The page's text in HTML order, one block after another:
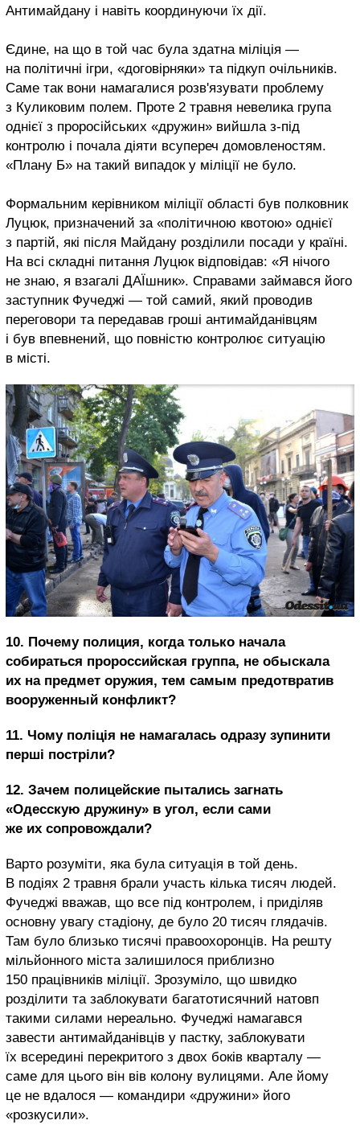
Антимайдану і навіть координуючи їх дії.
Єдине, на що в той час була здатна міліція —
на політичні ігри, «договірняки» та підкуп очільників.
Саме так вони намагалися розв'язувати проблему
з Куликовим полем. Проте 2 травня невелика група
однієї з проросійських «дружин» вийшла з-під
контролю і почала діяти всупереч домовленостям.
«Плану Б» на такий випадок у міліції не було.
Формальним керівником міліції області був полковник
Луцюк, призначений за «політичною квотою» однієї
з партій, які після Майдану розділили посади у країні.
На всі складні питання Луцюк відповідав: «Я нічого
не знаю, я взагалі ДАЇшник». Справами займався його
заступник Фучеджі — той самий, який проводив
переговори та передавав гроші антимайданівцям
і був впевнений, що повністю контролює ситуацію
в місті.
10. Почему полиция, когда только начала
собираться пророссийская группа, не обыскала
их на предмет оружия, тем самым предотвратив
вооруженный конфликт?
11. Чому поліція не намагалась одразу зупинити
перші постріли?
12. Зачем полицейские пытались загнать
«Одесскую дружину» в угол, если сами
же их сопровождали?
Варто розуміти, яка була ситуація в той день.
В подіях 2 травня брали участь кілька тисяч людей.
Фучеджі вважав, що все під контролем, і приділяв
основну увагу стадіону, де було 20 тисяч глядачів.
Там було близько тисячі правоохоронців. На решту
мільйонного міста залишилося приблизно
150 працівників міліції. Зрозуміло, що швидко
розділити та заблокувати багатотисячний натовп
такими силами нереально. Фучеджі намагався
завести антимайданівців у пастку, заблокувати
їх всередині перекритого з двох боків кварталу —
саме для цього він вів колону вулицями. Але йому
це не вдалося — командири «дружини» його
«розкусили».